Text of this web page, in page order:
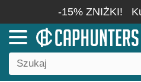
-15% ZNIŻKI!